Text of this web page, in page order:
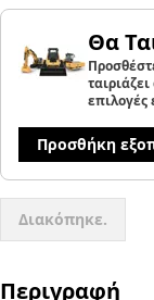
Θα
επιλογές
Προσθήκη
Διακόπηκε.
Περιγραφή